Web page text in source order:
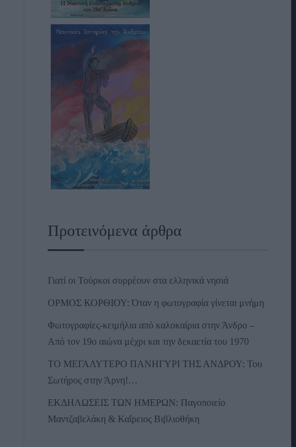
Προτεινόμενα άρθρα
Γιατί οι Τούρκοι συρρέουν στα ελληνικά νησιά
ΟΡΜΟΣ ΚΟΡΘΙΟΥ: Όταν η φωτογραφία γίνεται μνήμη
Φωτογραφίες-κειμήλια από καλοκαίρια στην Άνδρο –
Από τον 19ο αιώνα μέχρι και την δεκαετία του 1970
ΤΟ ΜΕΓΑΛΥΤΕΡΟ ΠΑΝΗΓΥΡΙ ΤΗΣ ΑΝΔΡΟΥ: Του
Σωτήρος στην Άρνη!…
ΕΚΔΗΛΩΣΕΙΣ ΤΩΝ ΗΜΕΡΩΝ: Παγοποιείο
Μαντζαβελάκη & Καΐρειος Βιβλιοθήκη